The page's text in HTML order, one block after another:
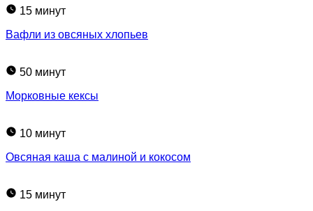
15 минут
Вафли из овсяных хлопьев
50 минут
Морковные кексы
10 минут
Овсяная каша с малиной и кокосом
15 минут